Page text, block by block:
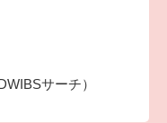
サーチ）